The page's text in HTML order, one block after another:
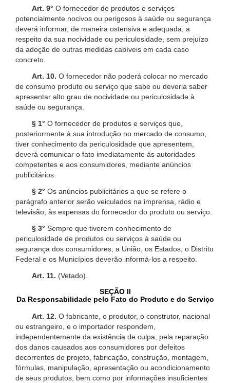
Art. 9° O fornecedor de produtos e serviços
potencialmente nocivos ou perigosos à saúde ou segurança
deverá informar, de maneira ostensiva e adequada, a
respeito da sua nocividade ou periculosidade, sem prejuízo
da adoção de outras medidas cabíveis em cada caso
concreto.
Art. 10. O fornecedor não poderá colocar no mercado
de consumo produto ou serviço que sabe ou deveria saber
apresentar alto grau de nocividade ou periculosidade à
saúde ou segurança.
§ 1° O fornecedor de produtos e serviços que,
posteriormente à sua introdução no mercado de consumo,
tiver conhecimento da periculosidade que apresentem,
deverá comunicar o fato imediatamente às autoridades
competentes e aos consumidores, mediante anúncios
publicitários.
§ 2° Os anúncios publicitários a que se refere o
parágrafo anterior serão veiculados na imprensa, rádio e
televisão, às expensas do fornecedor do produto ou serviço.
§ 3° Sempre que tiverem conhecimento de
periculosidade de produtos ou serviços à saúde ou
segurança dos consumidores, a União, os Estados, o Distrito
Federal e os Municípios deverão informá-los a respeito.
Art. 11. (Vetado).
SEÇÃO II
Da Responsabilidade pelo Fato do Produto e do Serviço
Art. 12. O fabricante, o produtor, o construtor, nacional
ou estrangeiro, e o importador respondem,
independentemente da existência de culpa, pela reparação
dos danos causados aos consumidores por defeitos
decorrentes de projeto, fabricação, construção, montagem,
fórmulas, manipulação, apresentação ou acondicionamento
de seus produtos, bem como por informações insuficientes